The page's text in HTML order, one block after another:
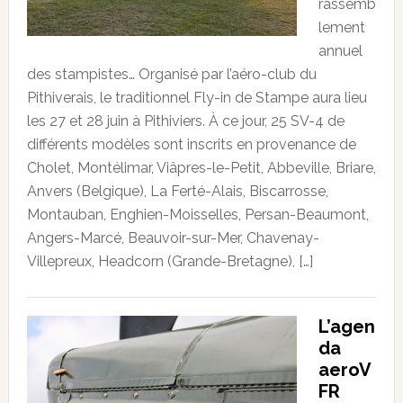
rassemb
lement
annuel
des stampistes… Organisé par l’aéro-club du
Pithiverais, le traditionnel Fly-in de Stampe aura lieu
les 27 et 28 juin à Pithiviers. À ce jour, 25 SV-4 de
différents modèles sont inscrits en provenance de
Cholet, Montélimar, Viâpres-le-Petit, Abbeville, Briare,
Anvers (Belgique), La Ferté-Alais, Biscarrosse,
Montauban, Enghien-Moisselles, Persan-Beaumont,
Angers-Marcé, Beauvoir-sur-Mer, Chavenay-
Villepreux, Headcorn (Grande-Bretagne), […]
L’agen
da
aeroV
FR